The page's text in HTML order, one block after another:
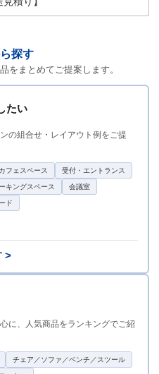
探す
をまとめてご提案します。
たい
の組合せ・レイアウト例をご提
カフェスペース 受付・エントランス
キングスペース 会議室
ド
>
に、人気商品をランキングでご紹
チェア／ソファ／ベンチ／スツール